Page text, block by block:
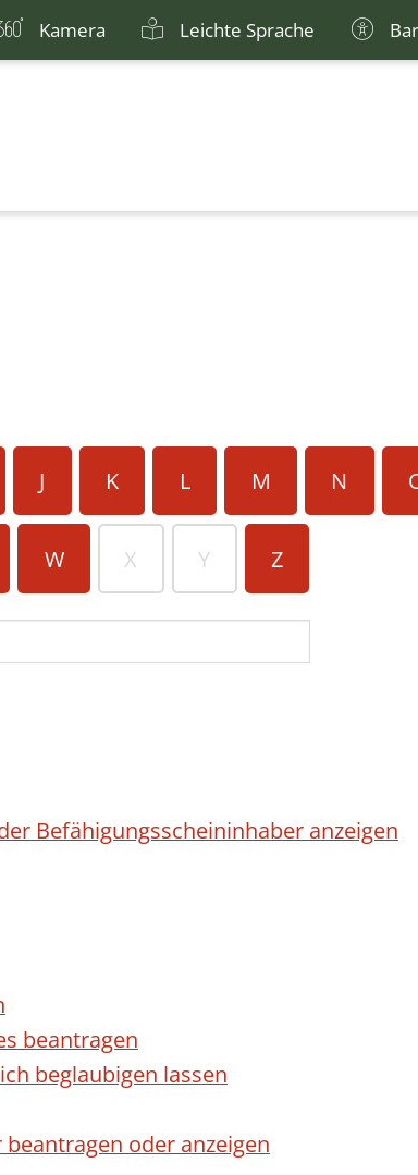
Kamera Leichte Sprache
J K L M N
W X Y Z
Befähigungsscheininhaber anzeigen
beantragen
beglaubigen lassen
oder anzeigen